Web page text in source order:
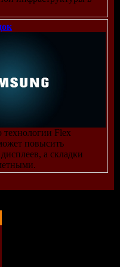
технологии Flex
повысить
а складки